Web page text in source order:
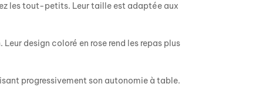
les tout-petits. Leur taille est adaptée aux
design coloré en rose rend les repas plus
progressivement son autonomie à table.